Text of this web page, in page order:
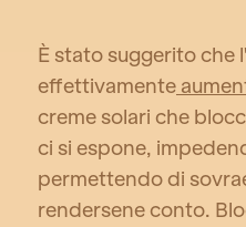
È stato suggerito che
effettivamente
creme solari che
ci si espone,
permettendo di
rendersene conto.